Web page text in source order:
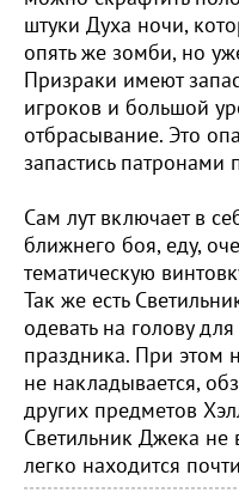
штуки Духа ночи,
опять же зомби, но
Призраки имеют
игроков и большой
отбрасывание. Это
запастись
Сам лут включает в
ближнего боя, еду,
тематическую
Так же есть
одевать на голову
праздника. При этом
не накладывается,
других предметов
Светильник Джека не
легко находится